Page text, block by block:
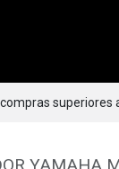
superiores
YAMAHA